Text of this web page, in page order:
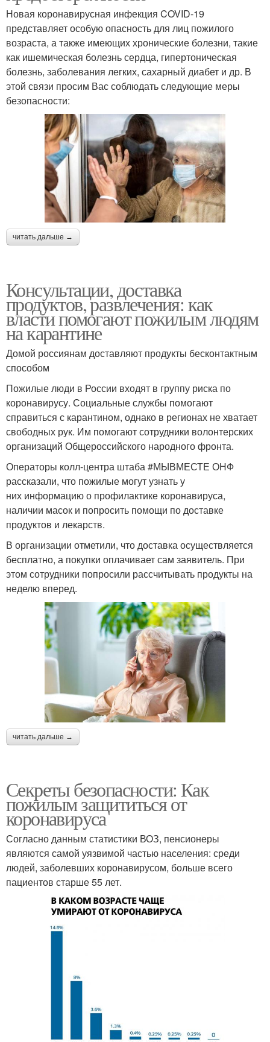
Новая коронавирусная инфекция COVID-19
представляет особую опасность для лиц пожилого
возраста, а также имеющих хронические болезни, такие
как ишемическая болезнь сердца, гипертоническая
болезнь, заболевания легких, сахарный диабет и др. В
этой связи просим Вас соблюдать следующие меры
безопасности:
читать дальше →
Консультации, доставка
продуктов, развлечения: как
власти помогают пожилым людям
на карантине
Домой россиянам доставляют продукты бесконтактным
способом
Пожилые люди в России входят в группу риска по
коронавирусу. Социальные службы помогают
справиться с карантином, однако в регионах не хватает
свободных рук. Им помогают сотрудники волонтерских
организаций Общероссийского народного фронта.
Операторы колл-центра штаба #МЫВМЕСТЕ ОНФ
рассказали, что пожилые могут узнать у
них информацию о профилактике коронавируса,
наличии масок и попросить помощи по доставке
продуктов и лекарств.
В организации отметили, что доставка осуществляется
бесплатно, а покупки оплачивает сам заявитель. При
этом сотрудники попросили рассчитывать продукты на
неделю вперед.
читать дальше →
Секреты безопасности: Как
пожилым защититься от
коронавируса
Согласно данным статистики ВОЗ, пенсионеры
являются самой уязвимой частью населения: среди
людей, заболевших коронавирусом, больше всего
пациентов старше 55 лет.